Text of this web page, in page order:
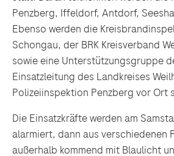
Penzberg, Iffeldorf, Antdorf,
Ebenso werden die
Schongau, der BRK Kreisverband
sowie eine Unterstützungsgruppe
Einsatzleitung des Landkreises
Polizeiinspektion Penzberg vor Ort
Die Einsatzkräfte werden am
alarmiert, dann aus verschiedenen
außerhalb kommend mit Blaulicht